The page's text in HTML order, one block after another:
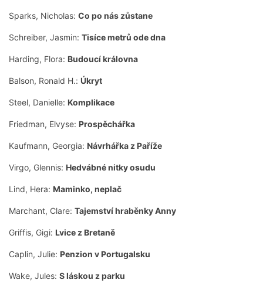
Sparks, Nicholas: Co po nás zůstane
Schreiber, Jasmin: Tisíce metrů ode dna
Harding, Flora: Budoucí královna
Balson, Ronald H.: Úkryt
Steel, Danielle: Komplikace
Friedman, Elvyse: Prospěchářka
Kaufmann, Georgia: Návrhářka z Paříže
Virgo, Glennis: Hedvábné nitky osudu
Lind, Hera: Maminko, neplač
Marchant, Clare: Tajemství hraběnky Anny
Griffis, Gigi: Lvice z Bretaně
Caplin, Julie: Penzion v Portugalsku
Wake, Jules: S láskou z parku